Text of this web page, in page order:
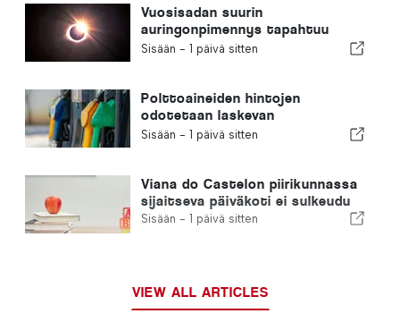
Vuosisadan suurin
auringonpimennys tapahtuu
Portugalissa
Sisään - 1 päivä sitten
Polttoaineiden hintojen
odotetaan laskevan
huomattavasti
Sisään - 1 päivä sitten
Viana do Castelon piirikunnassa
sijaitseva päiväkoti ei sulkeudu
Sisään - 1 päivä sitten
VIEW ALL ARTICLES